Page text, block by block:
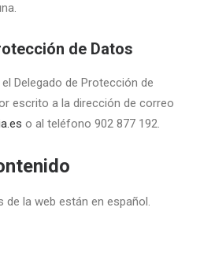
de Datos
Delegado de Protección de
escrito a la dirección de correo
o al teléfono 902 877 192.
la web están en español.